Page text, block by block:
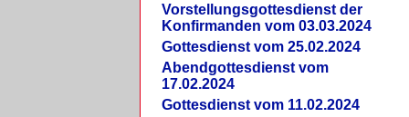
Vorstellungsgottesdienst der
Konfirmanden vom 03.03.2024
Gottesdienst vom 25.02.2024
Abendgottesdienst vom
17.02.2024
Gottesdienst vom 11.02.2024